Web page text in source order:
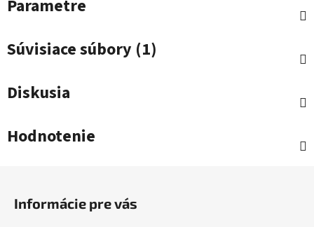
Parametre
Súvisiace súbory (1)
Diskusia
Hodnotenie
Informácie pre vás